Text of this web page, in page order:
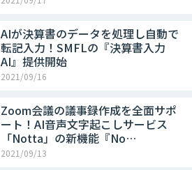
AIが決算書のデータを処理し自動で
転記入力！SMFLの『決算書入力
AI』提供開始
2021/09/16
Zoom会議の議事録作成を全面サポ
ート！AI音声文字起こしサービス
「Notta」の新機能『No…
2021/09/13